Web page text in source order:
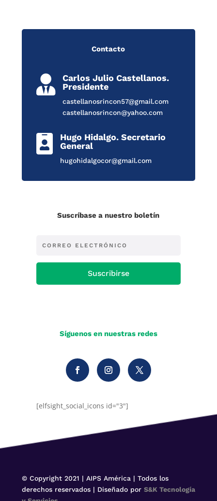
Contacto

Carlos Julio Castellanos.
Presidente
castellanosrincon57@gmail.com
castellanosrincon@yahoo.com

Hugo Hidalgo. Secretario
General
hugohidalgocor@gmail.com
Suscríbase a nuestro boletín
Suscribirse
Síguenos en nuestras redes
[elfsight_social_icons id="3"]
© Copyright 2021 | AIPS América | Todos los
derechos reservados | Diseñado por S&K Tecnología